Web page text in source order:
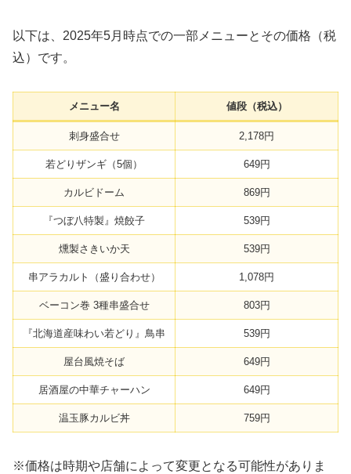
以下は、2025年5月時点での一部メニューとその価格（税
込）です。
メニュー名 値段（税込）
刺身盛合せ 2,178円
若どりザンギ（5個） 649円
カルビドーム 869円
『つぼ八特製』焼餃子 539円
燻製さきいか天 539円
串アラカルト（盛り合わせ） 1,078円
ベーコン巻 3種串盛合せ 803円
『北海道産味わい若どり』鳥串 539円
屋台風焼そば 649円
居酒屋の中華チャーハン 649円
温玉豚カルビ丼 759円
※価格は時期や店舗によって変更となる可能性がありま